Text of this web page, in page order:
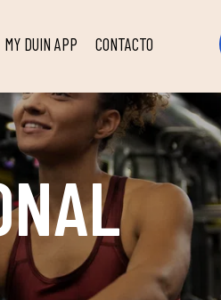
MY DUIN APP CONTACTO